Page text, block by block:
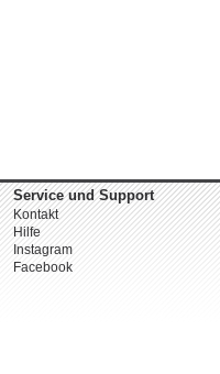
Service und Support
Kontakt
Hilfe
Instagram
Facebook